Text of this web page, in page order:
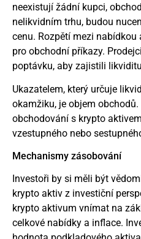
neexistují žádní kupci,
nelikvidním trhu, budou
cenu. Rozpětí mezi
pro obchodní příkazy.
poptávku, aby zajistili
Ukazatelem, který určuje
okamžiku, je objem
obchodování s krypto
vzestupného nebo
Mechanismy zásobování
Investoři by si měli být
krypto aktiv z investiční
krypto aktivum vnímat na
celkové nabídky a inflace.